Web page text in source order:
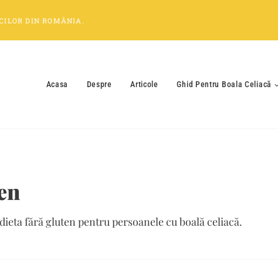
DIN ROMÂNIA .
Acasa Despre Articole Ghid Pentru Boala Celiacă
fără gluten pentru persoanele cu boală celiacă.